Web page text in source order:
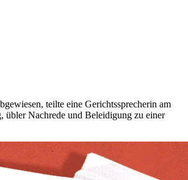
teilte eine Gerichtssprecherin am
übler Nachrede und Beleidigung zu einer